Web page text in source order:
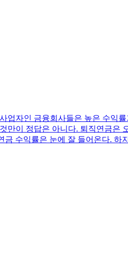
업자인 금융회사들은 높은 수익
이 정답은 아니다. 퇴직연금은
수익률은 눈에 잘 들어온다. 하